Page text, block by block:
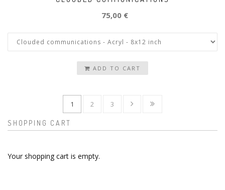
75,00 €
ADD TO CART
1 2 3
SHOPPING CART
Your shopping cart is empty.